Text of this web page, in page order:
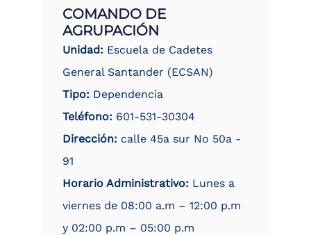
COMANDO DE
AGRUPACIÓN
Unidad: Escuela de Cadetes
General Santander (ECSAN)
Tipo: Dependencia
Teléfono: 601-531-30304
Dirección: calle 45a sur No 50a -
91
Horario Administrativo: Lunes a
viernes de 08:00 a.m – 12:00 p.m
y 02:00 p.m – 05:00 p.m